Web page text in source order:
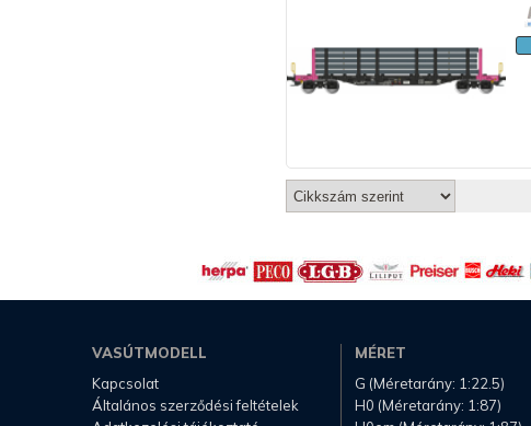
VASÚTMODELL
Kapcsolat
Általános szerződési feltételek
MÉRET
G (Méretarány: 1:22.5)
H0 (Méretarány: 1:87)